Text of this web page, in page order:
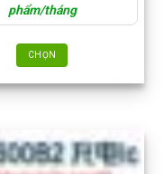
phẩm/tháng
CHỌN
phẩm
nhiều
biến